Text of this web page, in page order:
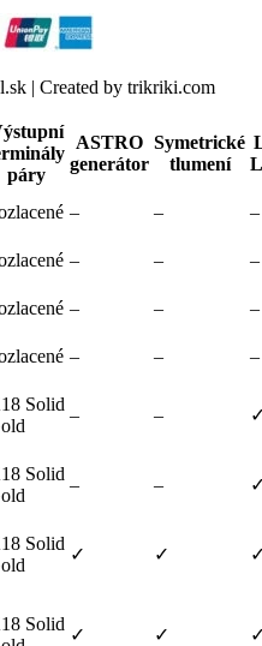
| Created by trikriki.com
páry
ASTRO
generátor
Symetrické
tlumení
– –
–
– –
–
– –
–
– –
–
Solid
– –
Solid
– –
Solid
✓ ✓
Solid
✓ ✓